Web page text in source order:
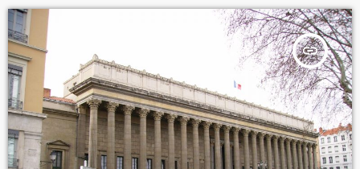
Poinsonnet Valentine Precigout Jade Reze Pauline Savier Noémie
Toulain Fanny Villain Maeva […]
insert_link